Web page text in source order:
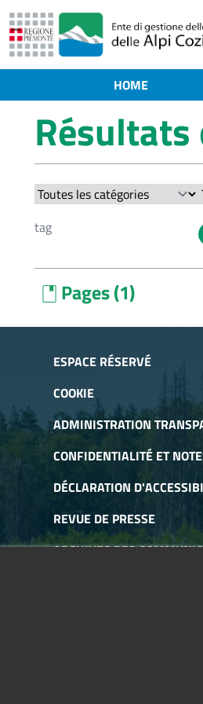
HOME
Résultats
bookPages (1)
Des noisettes
ESPACE RÉSERVÉ
COOKIE
ADMINISTRATION
CONFIDENTIALITÉ ET
DÉCLARATION
REVUE DE PRESSE
ARCHIVES DES